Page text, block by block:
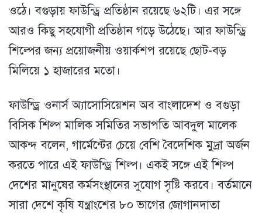
ওঠে। বগুড়ায় ফাউন্ড্রি প্রতিষ্ঠান রয়েছে ৬২টি। এর সঙ্গে
আরও কিছু সহযোগী প্রতিষ্ঠান গড়ে উঠেছে। আর ফাউন্ড্রি
শিল্পের জন্য প্রয়োজনীয় ওয়ার্কশপ রয়েছে ছোট-বড়
মিলিয়ে ১ হাজারের মতো।
ফাউন্ড্রি ওনার্স অ্যাসোসিয়েশন অব বাংলাদেশ ও বগুড়া
বিসিক শিল্প মালিক সমিতির সভাপতি আবদুল মালেক
আকন্দ বলেন, গার্মেন্টের চেয়ে বেশি বৈদেশিক মুদ্রা অর্জন
করতে পারে এই ফাউন্ড্রি শিল্প। একই সঙ্গে এই শিল্প
দেশের মানুষের কর্মসংস্থানের সুযোগ সৃষ্টি করবে। বর্তমানে
সারা দেশে কৃষি যন্ত্রাংশের ৮০ ভাগের জোগানদাতা